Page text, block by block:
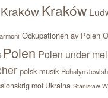
Kraków
Ockupationen av Polen
Polen Polen under
polsk musik Rohatyn
mot Ukraina Stanisław